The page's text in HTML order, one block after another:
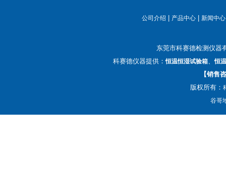
公司介绍 | 产品中心 |新闻中心
东莞市科赛德检测仪
科赛德仪器提供：恒温恒湿试验箱 、恒
【销售
版权所有：
谷哥